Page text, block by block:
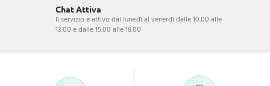
Chat Attiva
Il servizio è attivo dal lunedì al venerdì dalle 10.00 alle
13.00 e dalle 15.00 alle 18.00